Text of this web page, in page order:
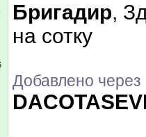
Бригадир,
на сотку
Добавлено